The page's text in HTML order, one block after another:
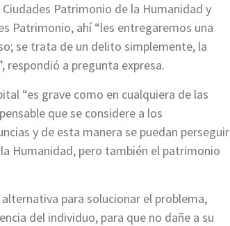
Patrimonio de la Humanidad y
Patrimonio, ahí “les entregaremos una
se trata de un delito simplemente, la
respondió a pregunta expresa.
“es grave como en cualquiera de las
que se considere a los
y de esta manera se puedan perseguir
Humanidad, pero también el patrimonio
para solucionar el problema,
del individuo, para que no dañe a su